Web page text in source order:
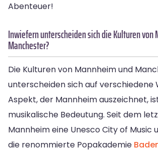
Abenteuer!
Inwiefern unterscheiden sich die Kulturen von
Manchester?
Die Kulturen von Mannheim und
unterscheiden sich auf verschiedene
Aspekt, der Mannheim auszeichnet,
musikalische Bedeutung. Seit dem
Mannheim eine Unesco City of Music
die renommierte Popakademie